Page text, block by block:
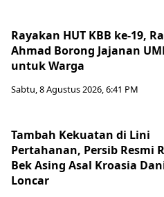
Rayakan HUT KBB ke-19,
Ahmad Borong Jajanan
untuk Warga
Sabtu, 8 Agustus 2026, 6:41 PM
Tambah Kekuatan di Lini
Pertahanan, Persib Resmi
Bek Asing Asal Kroasia
Loncar